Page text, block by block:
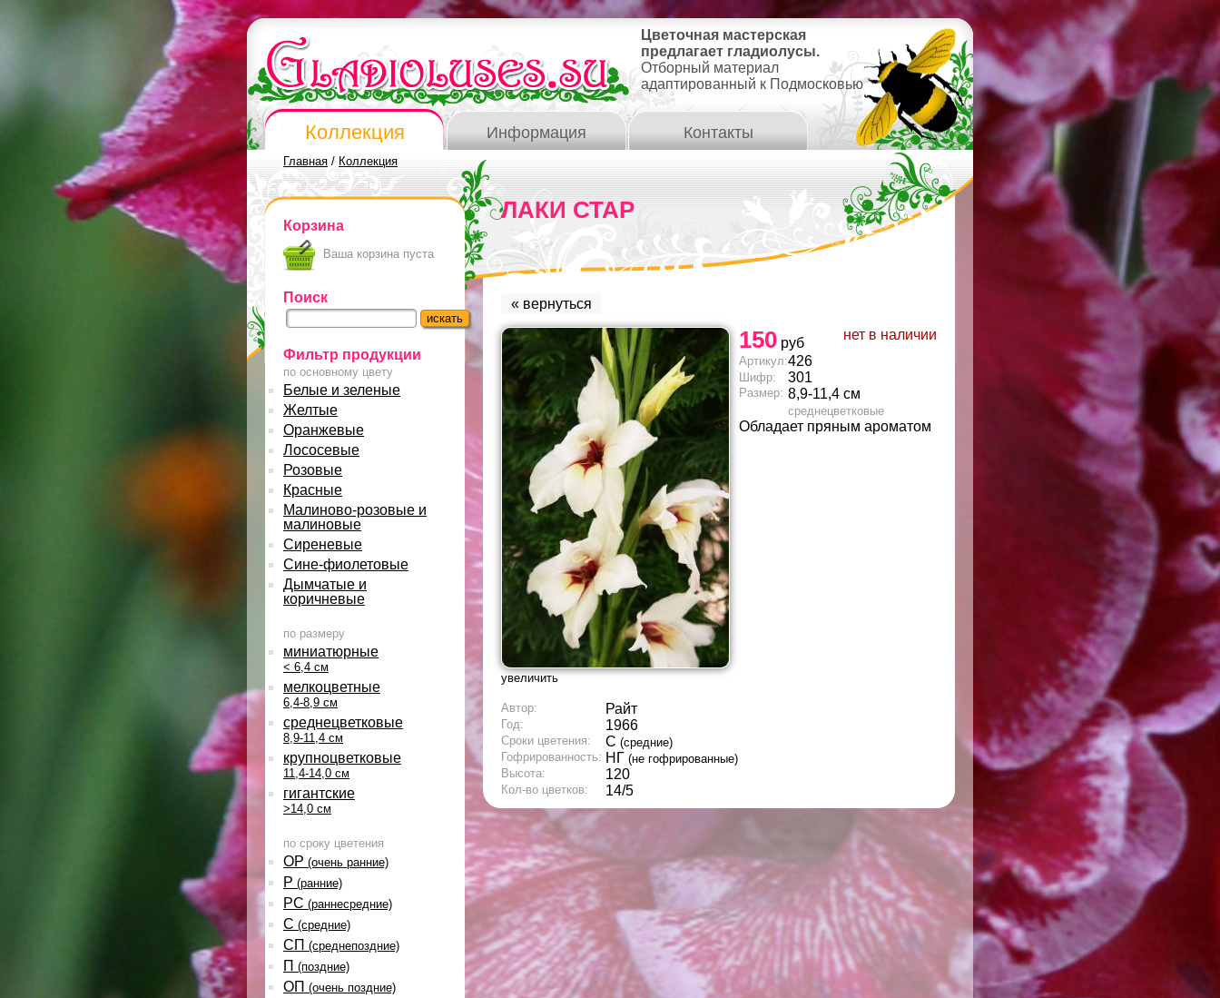
Цветочная мастерская
предлагает гладиолусы.
Отборный материал
адаптированный к Подмосковью
Коллекция Информация Контакты
Главная / Коллекция
Корзина
Ваша корзина пуста
Поиск
Фильтр продукции
по основному цвету
Белые и зеленые
Желтые
Оранжевые
Лососевые
Розовые
Красные
Малиново-розовые и
малиновые
Сиреневые
Сине-фиолетовые
Дымчатые и
коричневые
по размеру
миниатюрные
< 6,4 см
мелкоцветные
6,4-8,9 см
среднецветковые
8,9-11,4 см
крупноцветковые
11,4-14,0 см
гигантские
>14,0 см
по сроку цветения
ОР (очень ранние)
Р (ранние)
РС (раннесредние)
С (средние)
СП (среднепоздние)
П (поздние)
ОП (очень поздние)
ЛАКИ СТАР
« вернуться
увеличить
150 руб
нет в наличии
Артикул:426
Шифр: 301
Размер: 8,9-11,4 см
среднецветковые
Обладает пряным ароматом
Автор: Райт
Год: 1966
Сроки цветения: С (средние)
Гофрированность: НГ (не гофрированные)
Высота:
120
Кол-во цветков: 14/5